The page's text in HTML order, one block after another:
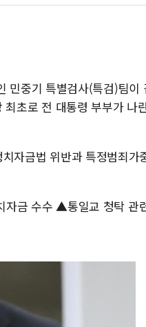
강릉·동해·삼척 시
폐기물 수거하다
서울 중랑구 주택
李대통령 "결혼 때
여수 오동도 인근 해
추미애, '위안부' 피
인천 선재도 갯벌서
인천서 말다툼 중 어
'화합' 꺼낸 김민석
민중기 특별검사(특검)팀이
초로 전 대통령 부부가 나
자금법 위반과 특정범죄가
자금 수수 ▲통일교 청탁 관